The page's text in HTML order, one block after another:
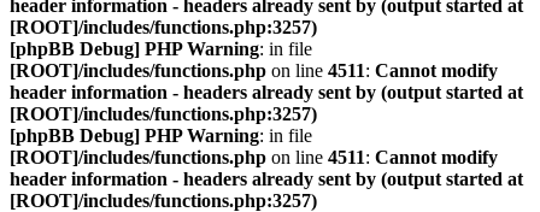
header information - headers already sent by (output started at
[ROOT]/includes/functions.php:3257)
[phpBB Debug] PHP Warning: in file
[ROOT]/includes/functions.php on line 4511: Cannot modify
header information - headers already sent by (output started at
[ROOT]/includes/functions.php:3257)
[phpBB Debug] PHP Warning: in file
[ROOT]/includes/functions.php on line 4511: Cannot modify
header information - headers already sent by (output started at
[ROOT]/includes/functions.php:3257)